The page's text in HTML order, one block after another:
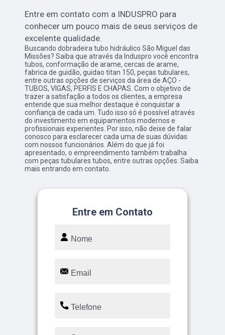
Entre em contato com a INDUSPRO para
conhecer um pouco mais de seus serviços de
excelente qualidade.
Buscando dobradeira tubo hidráulico São Miguel das
Missões? Saiba que através da Induspro você encontra
tubos, conformação de arame, cercas de arame,
fabrica de guidão, guidao titan 150, peças tubulares,
entre outras opções de serviços da área de AÇO -
TUBOS, VIGAS, PERFIS E CHAPAS. Com o objetivo de
trazer a satisfação a todos os clientes, a empresa
entende que sua melhor destaque é conquistar a
confiança de cada um. Tudo isso só é possível através
do investimento em equipamentos modernos e
profissionais experientes. Por isso, não deixe de falar
conosco para esclarecer cada uma de suas dúvidas
com nossos funcionários. Além do que já foi
apresentado, o empreendimento também trabalha
com peças tubulares tubos, entre outras opções. Saiba
mais entrando em contato.
Entre em Contato